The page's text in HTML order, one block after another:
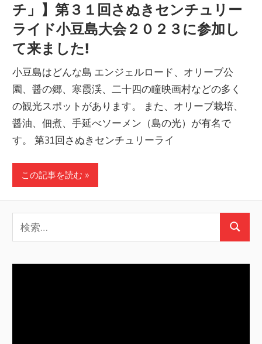
チ」】第３１回さぬきセンチュリー
ライド小豆島大会２０２３に参加し
て来ました!
小豆島はどんな島 エンジェルロード、オリーブ公
園、醤の郷、寒霞渓、二十四の瞳映画村などの多く
の観光スポットがあります。 また、オリーブ栽培、
醤油、佃煮、手延べソーメン（島の光）が有名で
す。 第31回さぬきセンチュリーライ
この記事を読む
検